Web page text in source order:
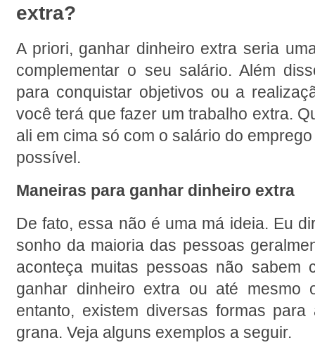
extra?
A priori, ganhar dinheiro extra seria
complementar o seu salário. Além
para conquistar objetivos ou a
você terá que fazer um trabalho extra.
ali em cima só com o salário do
possível.
Maneiras para ganhar dinheiro extra
De fato, essa não é uma má ideia. Eu
sonho da maioria das pessoas
aconteça muitas pessoas não sabem
ganhar dinheiro extra ou até mesmo
entanto, existem diversas formas
grana. Veja alguns exemplos a seguir.